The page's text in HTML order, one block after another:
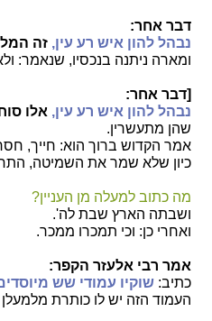
דבר אחר:
נבהל להון איש רע עין, זה
ומארה ניתנה בנכסיו, שנאמר:
[דבר אחר:
נבהל להון איש רע עין, אלו
שהן מתעשרין.
אמר הקדוש ברוך הוא: חייך,
כיון שלא שמר את השמיטה,
מה כתוב למעלה מן העניין?
ושבתה הארץ שבת לה'.
ואחרי כן: וכי תמכרו ממכר.
אמר רבי אלעזר הקפר:
כתיב: שוקיו עמודי שש
העמוד הזה יש לו כותרת